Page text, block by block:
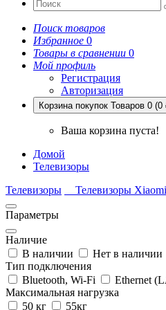
Поиск товаров
Избранное 0
Товары в сравнении 0
Мой профиль
Регистрация
Авторизация
Корзина покупок Товаров 0 (0
Ваша корзина пуста!
Домой
Телевизоры
Телевизоры
Телевизоры Xiaomi
Параметры
Наличие
В наличии
Нет в наличии
Тип подключения
Bluetooth, Wi-Fi
Ethernet
Максимальная нагрузка
50 кг
55кг